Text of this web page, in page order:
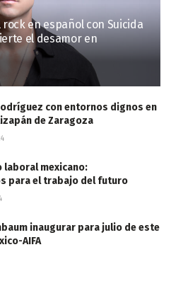
en español con Suicida
el desamor en
con entornos dignos en
de Zaragoza
laboral mexicano:
para el trabajo del futuro
inaugurar para julio de este
AIFA